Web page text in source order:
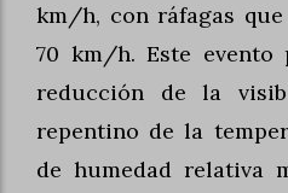
km/h, con ráfagas
70 km/h. Este evento
reducción de la
repentino de la
de humedad relativa